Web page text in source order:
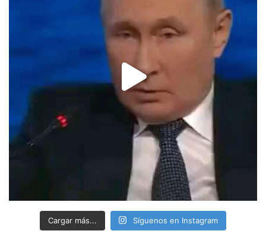
Cargar más... Síguenos en Instagram